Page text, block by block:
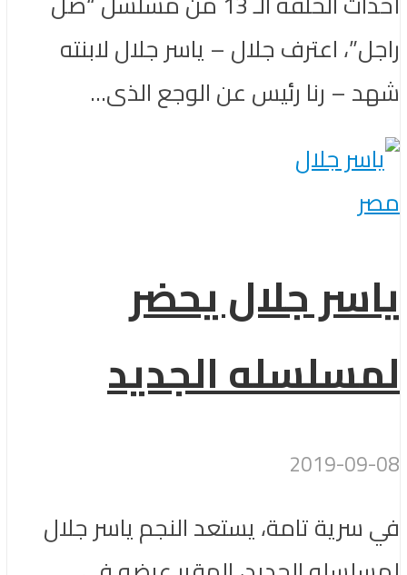
راجل”، اعترف جلال – ياسر جلال لابنته
شهد – رنا رئيس عن الوجع الذى...
مصر
ياسر جلال يحضر
لمسلسله الجديد
2019-09-08
في سرية تامة، يستعد النجم ياسر جلال